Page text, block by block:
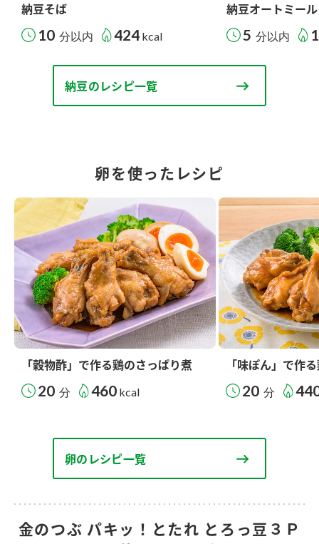
納豆そば
10 分以内 424 kcal
納豆オートミール
5 分以内
納豆のレシピ一覧
卵を使ったレシピ
「穀物酢」で作る鶏のさっぱり煮
20 分 460 kcal
「味ぽん」で作
20 分
卵のレシピ一覧
金のつぶ パキッ！とたれ とろっ豆３Ｐ